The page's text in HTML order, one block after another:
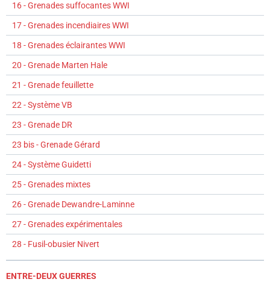
16 - Grenades suffocantes WWI
17 - Grenades incendiaires WWI
18 - Grenades éclairantes WWI
20 - Grenade Marten Hale
21 - Grenade feuillette
22 - Système VB
23 - Grenade DR
23 bis - Grenade Gérard
24 - Système Guidetti
25 - Grenades mixtes
26 - Grenade Dewandre-Laminne
27 - Grenades expérimentales
28 - Fusil-obusier Nivert
ENTRE-DEUX GUERRES